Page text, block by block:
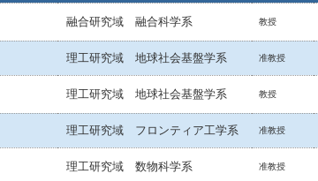
融合研究域 融合科学系 教授
理工研究域 地球社会基盤学系 准教授
理工研究域 地球社会基盤学系 教授
理工研究域 フロンティア工学系 准教授
理工研究域 数物科学系 准教授